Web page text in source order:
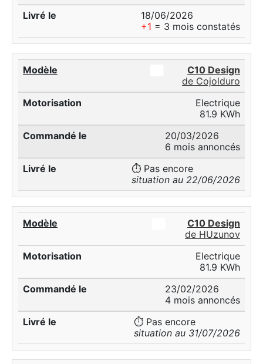
18/06/2026
+1 = 3 mois constatés
C10 Design
de Cojolduro
Electrique
81.9 KWh
20/03/2026
6 mois annoncés
⏱️ Pas encore
situation au 22/06/2026
C10 Design
de HUzunov
Electrique
81.9 KWh
23/02/2026
4 mois annoncés
⏱️ Pas encore
situation au 31/07/2026